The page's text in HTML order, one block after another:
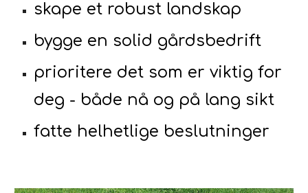
skape et robust landskap
bygge en solid gårdsbedrift
prioritere det som er viktig for
deg - både nå og på lang sikt
fatte helhetlige beslutninger